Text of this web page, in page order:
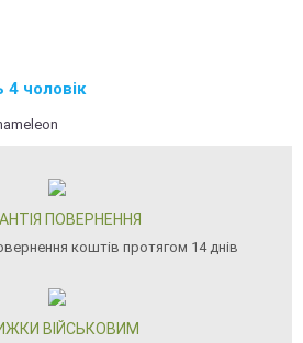
чоловік
ПОВЕРНЕННЯ
коштів протягом 14 днів
ВІЙСЬКОВИМ